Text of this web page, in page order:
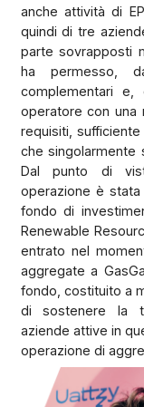
anche attività di
quindi di tre
parte sovrapposti
ha permesso,
complementari
operatore con una
requisiti,
che singolarmente
Dal punto di
operazione è stata
fondo di
Renewable
entrato nel
aggregate a
fondo, costituito a
di sostenere la
aziende attive in
operazione di